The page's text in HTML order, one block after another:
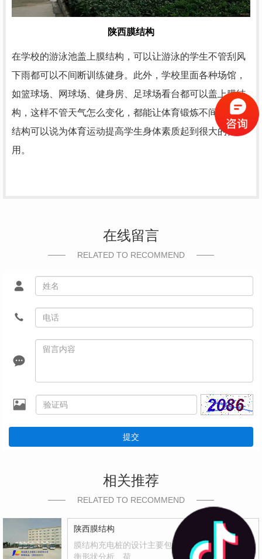
陕西膜结构
在学校的游泳池盖上膜结构，可以让游泳的学生不管刮风
下雨都可以不间断训练健身。此外，学校里面各种场馆，
如篮球场、网球场、健身房、足球场看台都可以盖上膜结
构，这样不管天气怎么变化，都能让体育锻炼不间断。膜
结构可以说为体育运动提高学生身体素质起到很大的作
用。
在线留言
RELATED TO RECOMMEND
提交
相关推荐
RELATED TO RECOMMEND
陕西膜结构
膜结构充电桩的设计主要包括体形设计、初始平
衡形状分析、荷…